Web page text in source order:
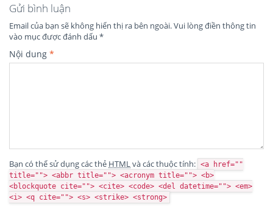
Gửi bình luận
Email của bạn sẽ không hiển thị ra bên ngoài.Vui lòng điền thông tin
vào mục được đánh dấu *
Nội dung *
Bạn có thể sử dụng các thẻ HTMLvà các thuộc tính: <a href=""
title=""> <abbr title=""> <acronym title=""> <b>
<blockquote cite=""> <cite> <code> <del datetime=""> <em>
<i> <q cite=""> <s> <strike> <strong>